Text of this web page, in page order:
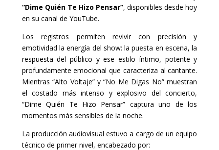
“Dime Quién Te Hizo Pensar”, disponibles desde hoy
en su canal de YouTube.
Los registros permiten revivir con precisión y
emotividad la energía del show: la puesta en escena, la
respuesta del público y ese estilo íntimo, potente y
profundamente emocional que caracteriza al cantante.
Mientras “Alto Voltaje” y “No Me Digas No” muestran
el costado más intenso y explosivo del concierto,
“Dime Quién Te Hizo Pensar” captura uno de los
momentos más sensibles de la noche.
La producción audiovisual estuvo a cargo de un equipo
técnico de primer nivel, encabezado por: